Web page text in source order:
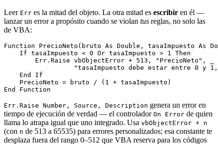
Leer Err es la mitad del objeto. La otra mitad es escribir en él —
lanzar un error a propósito cuando se violan tus reglas, no solo las
de VBA:
Function PrecioNeto(bruto As Double, tasaImpuesto As
    If tasaImpuesto < 0 Or tasaImpuesto > 1 Then
        Err.Raise vbObjectError + 513, "PrecioNeto", _
"tasaImpuesto debe estar entre 0 y
    End If
    PrecioNeto = bruto / (1 + tasaImpuesto)
Err.Raise Number, Source, Description genera un error en
tiempo de ejecución de verdad — el controlador On Error de quien
llama lo atrapa igual que uno integrado. Usa vbObjectError + n
(con n de 513 a 65535) para errores personalizados; esa constante te
desplaza fuera del rango 0–512 que VBA reserva para los códigos